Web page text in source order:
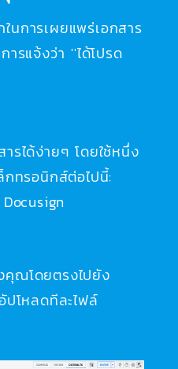
นการเผยแพร่เอกสาร
ารแจ้งว่า ''ได้โปรด
รได้ง่ายๆ โดยใช้หนึ่ง
กทรอนิกส์ต่อไปนี้:
คุณโดยตรงไปยัง
ปโหลดทีละไฟล์